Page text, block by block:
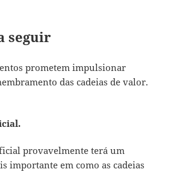
seguir
prometem impulsionar
das cadeias de valor.
provavelmente terá um
importante em como as cadeias